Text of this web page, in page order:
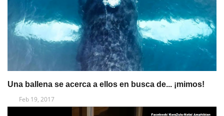
Una ballena se acerca a ellos en busca de... ¡mimos!
Feb 19, 2017